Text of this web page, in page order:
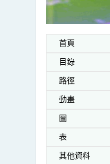
首頁
目錄
路徑
動畫
圖
表
其他資料